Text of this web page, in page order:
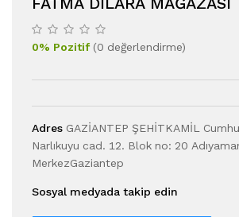
0% Pozitif(0 değerlendirme)
Adres GAZİANTEP ŞEHİTKAMİL
Narlıkuyu cad. 12. Blok no: 20
MerkezGaziantep
Sosyal medyada takip edin